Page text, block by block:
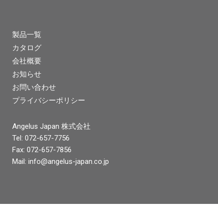
製品一覧
カタログ
会社概要
お知らせ
お問い合わせ
プライバシーポリシー
Angelus Japan 株式会社
Tel: 072-657-7756
Fax: 072-657-7856
Mail: info@angelus-japan.co.jp